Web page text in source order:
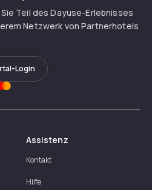
Teil des Dayuse-Erlebnisses
Netzwerk von Partnerhotels
Login
Assistenz
Kontakt
Hilfe